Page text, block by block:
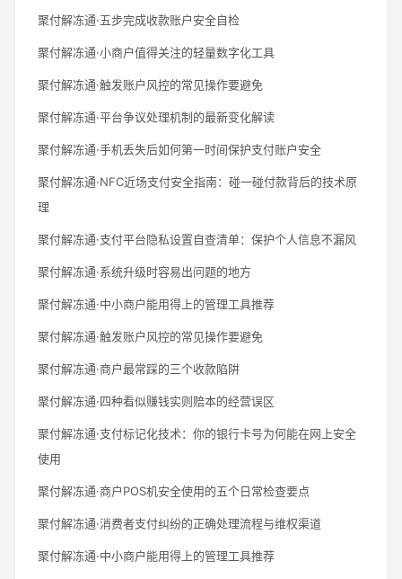
聚付解冻通·五步完成收款账户安全自检
聚付解冻通·小商户值得关注的轻量数字化工具
聚付解冻通·触发账户风控的常见操作要避免
聚付解冻通·平台争议处理机制的最新变化解读
聚付解冻通·手机丢失后如何第一时间保护支付账户安全
聚付解冻通·NFC近场支付安全指南：碰一碰付款背后的技术原
理
聚付解冻通·支付平台隐私设置自查清单：保护个人信息不漏风
聚付解冻通·系统升级时容易出问题的地方
聚付解冻通·中小商户能用得上的管理工具推荐
聚付解冻通·触发账户风控的常见操作要避免
聚付解冻通·商户最常踩的三个收款陷阱
聚付解冻通·四种看似赚钱实则赔本的经营误区
聚付解冻通·支付标记化技术：你的银行卡号为何能在网上安全
使用
聚付解冻通·商户POS机安全使用的五个日常检查要点
聚付解冻通·消费者支付纠纷的正确处理流程与维权渠道
聚付解冻通·中小商户能用得上的管理工具推荐